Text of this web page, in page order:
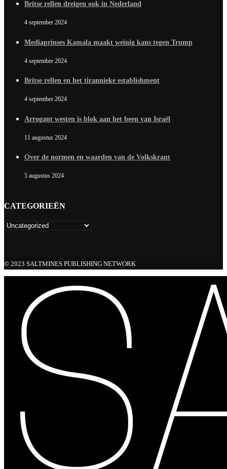
Britse rellen dreigen ook in Nederland
4 september 2024
Mediaprinses Kamala maakt weinig kans tegen Trump
4 september 2024
Britse rellen en het tirannieke establishment
4 september 2024
Arrogant westen is blok aan het been van Israël
11 augustus 2024
Over de normen en waarden van de Volkskrant
5 augustus 2024
CATEGORIEËN
© 2023 SALTMINES PUBLISHING NETWORK